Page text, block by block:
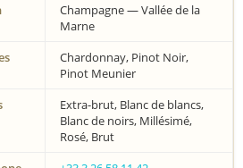
Champagne — Vallée de la
Marne
Chardonnay, Pinot Noir,
Pinot Meunier
Extra-brut, Blanc de blancs,
Blanc de noirs, Millésimé,
Rosé, Brut